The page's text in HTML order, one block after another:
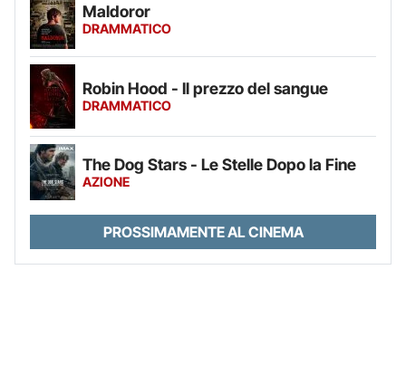
Maldoror
DRAMMATICO
Robin Hood - Il prezzo del sangue
DRAMMATICO
The Dog Stars - Le Stelle Dopo la Fine
AZIONE
PROSSIMAMENTE AL CINEMA